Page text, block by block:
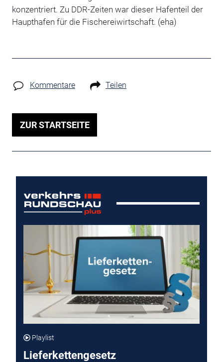
konzentriert. Zu DDR-Zeiten war dieser Hafenteil der
Haupthafen für die Fischereiwirtschaft. (eha)
Kommentare Teilen
ZUR STARTSEITE
Playlist
Lieferkettengesetz